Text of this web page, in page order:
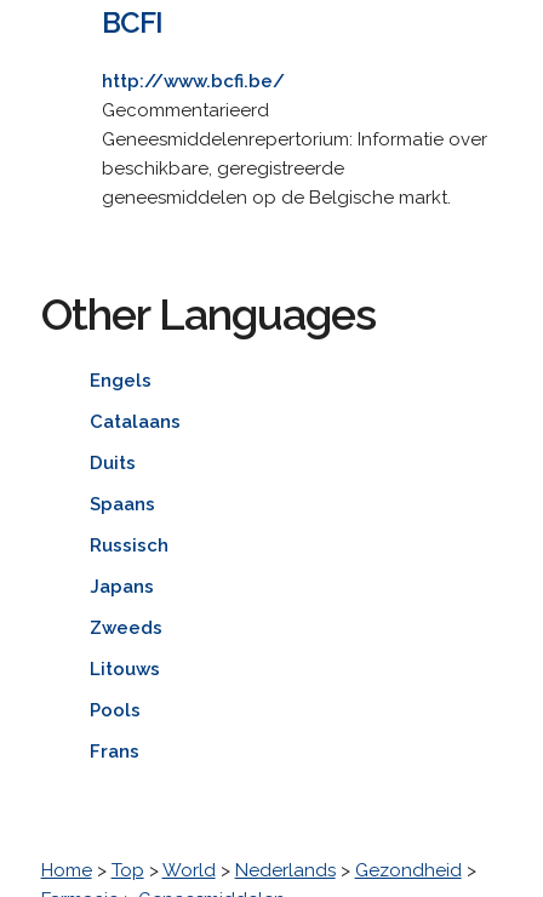
BCFI
http://www.bcfi.be/
Gecommentarieerd
Geneesmiddelenrepertorium: Informatie over
beschikbare, geregistreerde
geneesmiddelen op de Belgische markt.
Other Languages
Engels
Catalaans
Duits
Spaans
Russisch
Japans
Zweeds
Litouws
Pools
Frans
Home> Top >World> Nederlands> Gezondheid>